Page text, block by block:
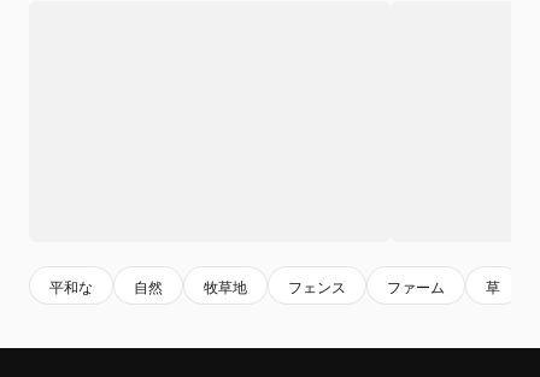
平和な 自然 牧草地 フェンス ファーム 草